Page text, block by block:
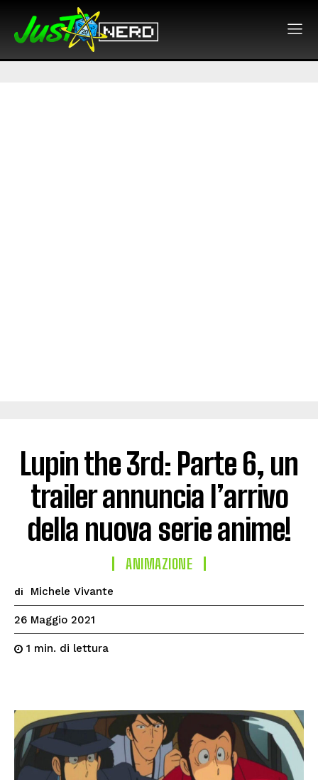
Lupin the 3rd: Parte 6, un
trailer annuncia l’arrivo
della nuova serie anime!
ANIMAZIONE
di Michele Vivante
26 Maggio 2021
1 min. di lettura